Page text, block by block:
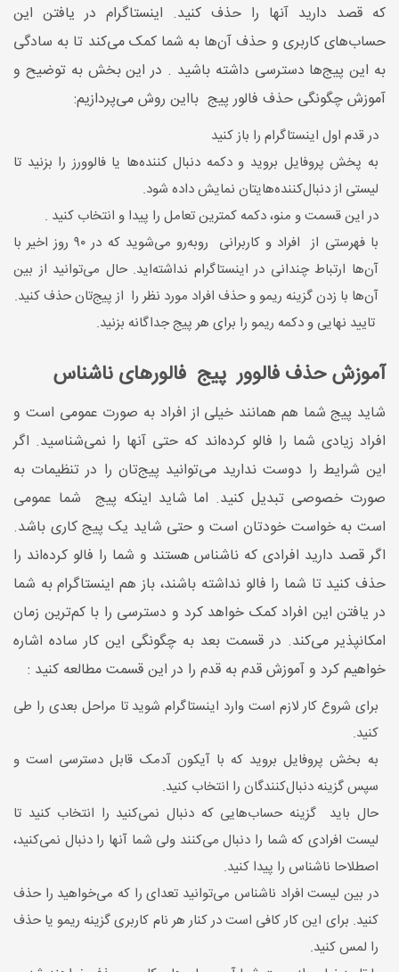
که قصد دارید آنها را حذف کنید. اینستاگرام در یافتن این
حساب‌های کاربری و حذف آن‌ها به شما کمک می‌کند تا به سادگی
به این پیج‌ها دسترسی داشته باشید . در این بخش به توضیح و
آموزش چگونگی حذف فالور پیج بااین روش می‌پردازیم:
در قدم اول اینستاگرام را باز کنید
به پخش پروفایل بروید و دکمه دنبال کننده‌ها یا فالوورز را بزنید تا
لیستی از دنبال‌کننده‌هایتان‌ نمایش داده شود.
در این قسمت و منو، دکمه کمترین تعامل را پیدا و انتخاب کنید .
با فهرستی از افراد و کاربرانی روبه‌رو می‌شوید که در ۹۰ روز اخیر با
آن‌ها ارتباط چندانی در اینستاگرام نداشته‌اید. حال می‌توانید از بین
آن‌ها با زدن گزینه ریمو و حذف افراد مورد نظر را از پیج‌تان حذف کنید.
تایید نهایی و دکمه ریمو را برای هر پیج جداگانه بزنید.
آموزش حذف فالوور پیج فالورهای ناشناس
شاید پیج شما هم همانند خیلی از افراد به صورت عمومی است و
افراد زیادی شما را فالو کرده‌اند که حتی آنها را نمی‌شناسید. اگر
این شرایط را دوست ندارید می‌توانید پیج‌تان را در تنظیمات به
صورت خصوصی تبدیل کنید. اما شاید اینکه پیج شما عمومی
است به خواست خودتان است و حتی شاید یک پیج کاری باشد.
اگر قصد دارید افرادی که ناشناس هستند و شما را فالو کرده‌اند را
حذف کنید تا شما را فالو نداشته باشند، باز هم اینستاگرام به شما
در یافتن این افراد کمک خواهد کرد و دسترسی را با کم‌ترین زمان
امکانپذیر می‌کند. در قسمت بعد به چگونگی این کار ساده اشاره
خواهیم کرد و آموزش قدم به قدم را در این قسمت مطالعه کنید :
برای شروع کار لازم است وارد اینستاگرام شوید تا مراحل بعدی را طی
کنید.
به بخش پروفایل بروید که با آیکون آدمک قابل دسترسی است و
سپس گزینه دنبال‌کنندگان را انتخاب کنید.
حال باید گزینه حساب‌هایی که دنبال نمی‌کنید را انتخاب کنید تا
لیست افرادی که شما را دنبال می‌کنند ولی شما آنها را دنبال نمی‌کنید،
اصطلاحا ناشناس را پیدا کنید.
در بین لیست افراد ناشناس می‌توانید تعدای را که می‌خواهید را حذف
کنید. برای این کار کافی است در کنار هر نام کاربری گزینه ریمو یا حذف
را لمس کنید.